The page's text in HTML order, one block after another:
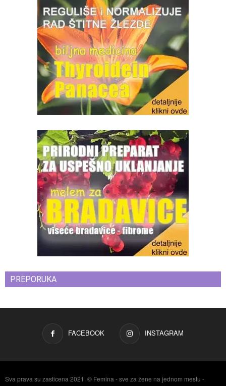
PREPORUKA
FACEBOOK INSTAGRAM
Sva prava su zasticena 2021. © Femina - sve za žene na jednom mestu -